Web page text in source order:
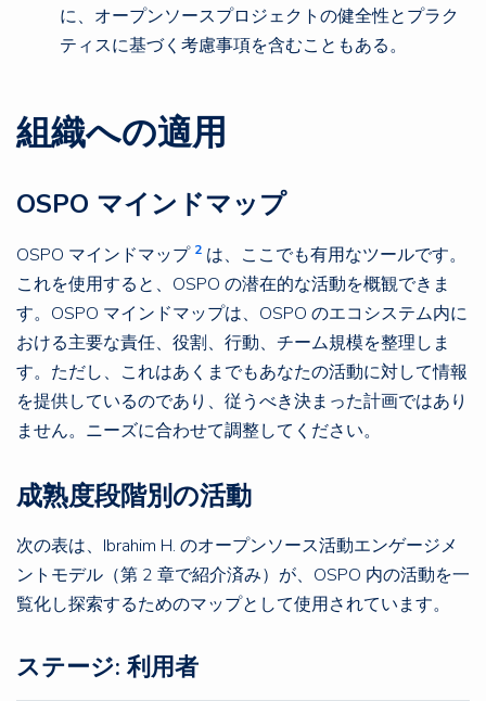
に、オープンソースプロジェクトの健全性とプラク
ティスに基づく考慮事項を含むこともある。
組織への適用
OSPO マインドマップ
OSPO マインドマップ 2 は、ここでも有用なツールです。
これを使用すると、OSPO の潜在的な活動を概観できま
す。OSPO マインドマップは、OSPO のエコシステム内に
おける主要な責任、役割、行動、チーム規模を整理しま
す。ただし、これはあくまでもあなたの活動に対して情報
を提供しているのであり、従うべき決まった計画ではあり
ません。ニーズに合わせて調整してください。
成熟度段階別の活動
次の表は、Ibrahim H. のオープンソース活動エンゲージメ
ントモデル（第 2 章で紹介済み）が、OSPO 内の活動を一
覧化し探索するためのマップとして使用されています。
ステージ: 利用者